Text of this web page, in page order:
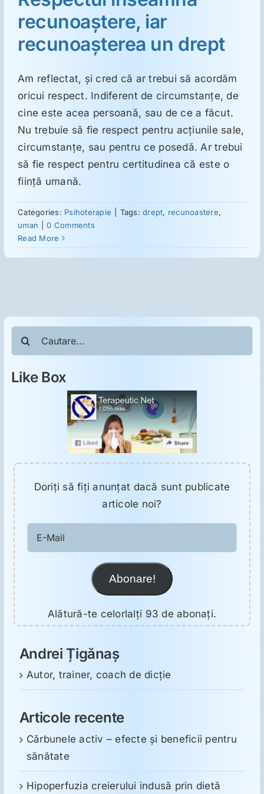
Reumatologie
Ginecologie
Mesajele lui Reichelt
Dietă
LDN
Toxicologie
Antipsihiatrie
Psihoterapie
Antropologie
Proză utilă
recunoaştere, iar
recunoaşterea un drept
Am reflectat, şi cred că ar trebui să acordăm
oricui respect. Indiferent de circumstanţe, de
cine este acea persoană, sau de ce a făcut.
Nu trebuie să fie respect pentru acţiunile sale,
circumstanţe, sau pentru ce posedă. Ar trebui
să fie respect pentru certitudinea că este o
fiinţă umană.
Categories: Psihoterapie Tags:drept, recunoastere,
uman
0 Comments
Read More
Like Box
Doriţi să fiţi anunţat dacă sunt publicate
articole noi?
Mail
Abonare!
Alătură-te celorlalți 93 de abonați.
Andrei Țigănaș
Autor, trainer, coach de dicție
Articole recente
Cărbunele activ – efecte și beneficii pentru
sănătate
Hipoperfuzia creierului indusă prin dietă